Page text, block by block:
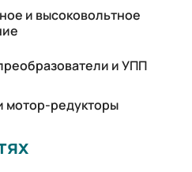
и высоковольтное
и УПП
мотор-редукторы